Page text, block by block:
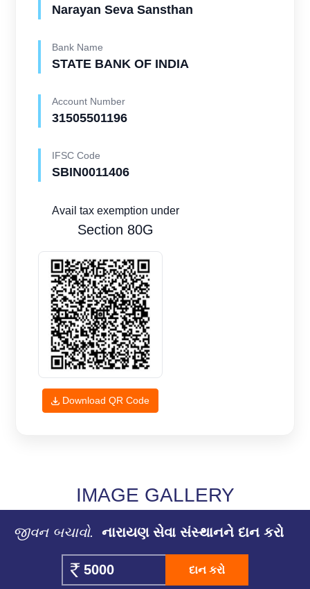
Narayan Seva Sansthan
Bank Name
STATE BANK OF INDIA
Account Number
31505501196
IFSC Code
SBIN0011406
Avail tax exemption under
Section 80G
Download QR Code
IMAGE GALLERY
જીવન બચાવો. નારાયણ સેવા સંસ્થાનને દાન કરો
દાન કરો